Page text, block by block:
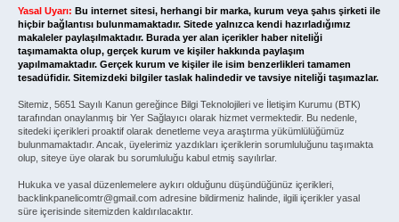
Yasal Uyarı: Bu internet sitesi, herhangi bir marka, kurum veya şahıs şirketi ile
hiçbir bağlantısı bulunmamaktadır. Sitede yalnızca kendi hazırladığımız
makaleler paylaşılmaktadır. Burada yer alan içerikler haber niteliği
taşımamakta olup, gerçek kurum ve kişiler hakkında paylaşım
yapılmamaktadır. Gerçek kurum ve kişiler ile isim benzerlikleri tamamen
tesadüfidir. Sitemizdeki bilgiler taslak halindedir ve tavsiye niteliği taşımazlar.
Sitemiz, 5651 Sayılı Kanun gereğince Bilgi Teknolojileri ve İletişim Kurumu (BTK)
tarafından onaylanmış bir Yer Sağlayıcı olarak hizmet vermektedir. Bu nedenle,
sitedeki içerikleri proaktif olarak denetleme veya araştırma yükümlülüğümüz
bulunmamaktadır. Ancak, üyelerimiz yazdıkları içeriklerin sorumluluğunu taşımakta
olup, siteye üye olarak bu sorumluluğu kabul etmiş sayılırlar.
Hukuka ve yasal düzenlemelere aykırı olduğunu düşündüğünüz içerikleri,
backlinkpanelicomtr@gmail.com adresine bildirmeniz halinde, ilgili içerikler yasal
süre içerisinde sitemizden kaldırılacaktır.